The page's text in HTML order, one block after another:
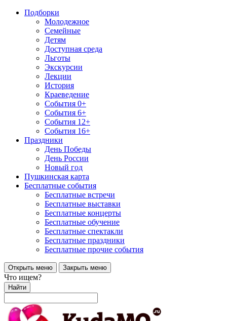
Подборки
Молодежное
Семейные
Детям
Доступная среда
Льготы
Экскурсии
Лекции
История
Краеведение
События 0+
События 6+
События 12+
События 16+
Праздники
День Победы
День России
Новый год
Пушкинская карта
Бесплатные события
Бесплатные встречи
Бесплатные выставки
Бесплатные концерты
Бесплатные обучение
Бесплатные спектакли
Бесплатные праздники
Бесплатные прочие события
Открыть меню Закрыть меню
Что ищем?
Найти